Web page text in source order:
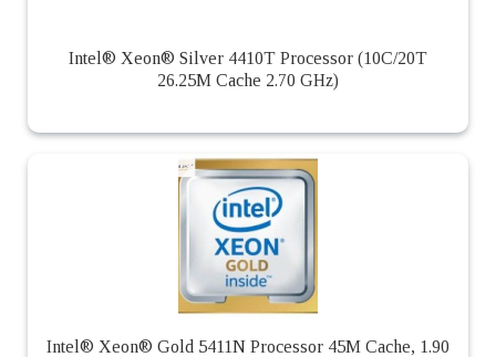
Intel® Xeon® Silver 4410T Processor (10C/20T
26.25M Cache 2.70 GHz)
Intel® Xeon® Gold 5411N Processor 45M Cache, 1.90